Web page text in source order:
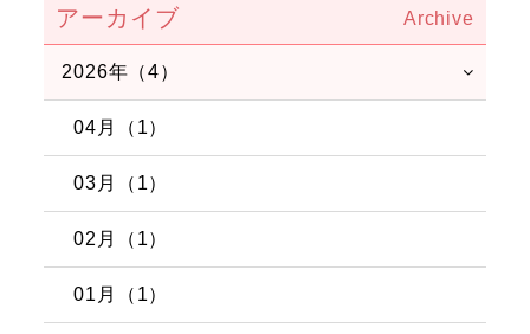
アーカイブ
2026年（4）
04月（1）
03月（1）
02月（1）
01月（1）